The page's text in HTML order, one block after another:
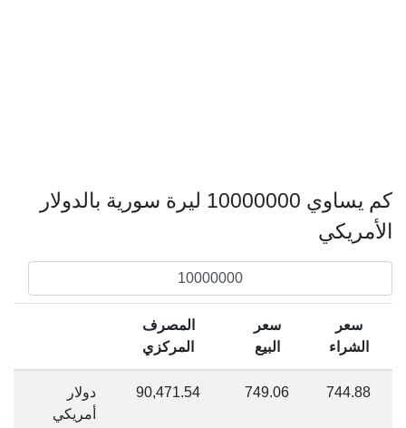
كم يساوي 10000000 ليرة سورية بالدولار
الأمريكي
سعر
الشراء
سعر
البيع
المصرف
المركزي
744.88
749.06
90,471.54
دولار
أمريكي